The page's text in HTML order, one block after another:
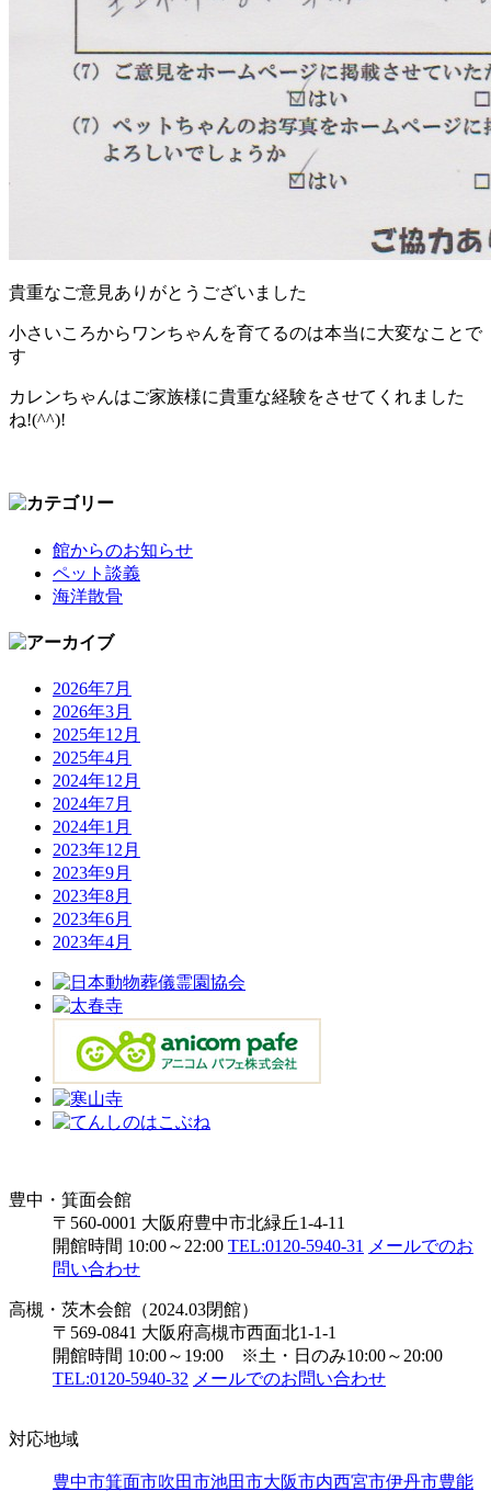
貴重なご意見ありがとうございました
小さいころからワンちゃんを育てるのは本当に大変なことで
す
カレンちゃんはご家族様に貴重な経験をさせてくれました
ね!(^^)!
館からのお知らせ
ペット談義
海洋散骨
2026年7月
2026年3月
2025年12月
2025年4月
2024年12月
2024年7月
2024年1月
2023年12月
2023年9月
2023年8月
2023年6月
2023年4月
豊中・箕面会館
〒560-0001 大阪府豊中市北緑丘1-4-11
開館時間 10:00～22:00 TEL:0120-5940-31
メールでのお
問い合わせ
高槻・茨木会館（2024.03閉館）
〒569-0841 大阪府高槻市西面北1-1-1
開館時間 10:00～19:00 ※土・日のみ10:00～20:00
TEL:0120-5940-32 メールでのお問い合わせ
対応地域
豊中市箕面市吹田市池田市大阪市内西宮市伊丹市豊能